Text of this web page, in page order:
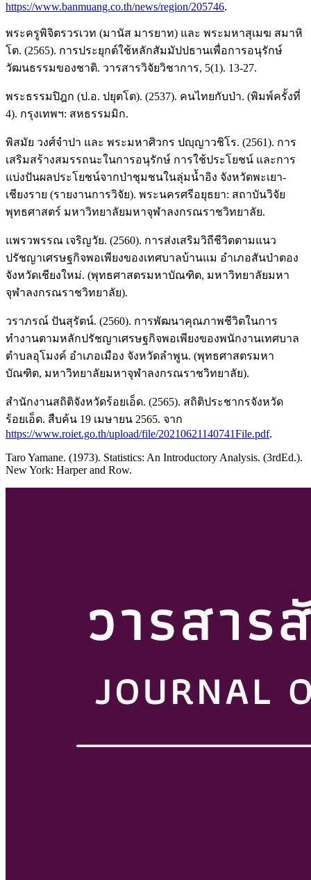
https://www.banmuang.co.th/news/region/205746.
พระครูพิจิตรวรเวท (มานัส มารยาท) และ พระมหาสุเมฆ สมาหิ
โต. (2565). การประยุกต์ใช้หลักสัมมัปปธานเพื่อการอนุรักษ์
วัฒนธรรมของชาติ. วารสารวิจัยวิชาการ, 5(1). 13-27.
พระธรรมปิฎก (ป.อ. ปยุตโต). (2537). คนไทยกับป่า. (พิมพ์ครั้งที่
4). กรุงเทพฯ: สหธรรมมิก.
พิสมัย วงศ์จำปา และ พระมหาศิวกร ปญฺญาวชิโร. (2561). การ
เสริมสร้างสมรรถนะในการอนุรักษ์ การใช้ประโยชน์ และการ
แบ่งปันผลประโยชน์จากป่าชุมชนในลุ่มน้ำอิง จังหวัดพะเยา-
เชียงราย (รายงานการวิจัย). พระนครศรีอยุธยา: สถาบันวิจัย
พุทธศาสตร์ มหาวิทยาลัยมหาจุฬาลงกรณราชวิทยาลัย.
แพรวพรรณ เจริญวัย. (2560). การส่งเสริมวิถีชีวิตตามแนว
ปรัชญาเศรษฐกิจพอเพียงของเทศบาลบ้านแม อำเภอสันป่าตอง
จังหวัดเชียงใหม่. (พุทธศาสตรมหาบัณฑิต, มหาวิทยาลัยมหา
จุฬาลงกรณราชวิทยาลัย).
วราภรณ์ ปันสุรัตน์. (2560). การพัฒนาคุณภาพชีวิตในการ
ทำงานตามหลักปรัชญาเศรษฐกิจพอเพียงของพนักงานเทศบาล
ตำบลอุโมงค์ อำเภอเมือง จังหวัดลำพูน. (พุทธศาสตรมหา
บัณฑิต, มหาวิทยาลัยมหาจุฬาลงกรณราชวิทยาลัย).
สำนักงานสถิติจังหวัดร้อยเอ็ด. (2565). สถิติประชากรจังหวัด
ร้อยเอ็ด. สืบค้น 19 เมษายน 2565. จาก
https://www.roiet.go.th/upload/file/20210621140741File.pdf.
Taro Yamane. (1973). Statistics: An Introductory Analysis. (3rdEd.).
New York: Harper and Row.